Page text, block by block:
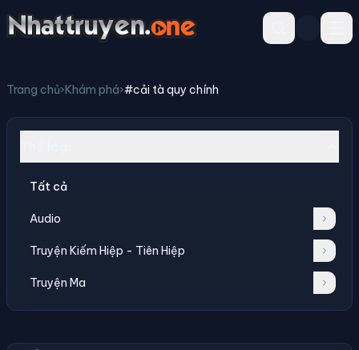
Trang chủ›Khám phá›#cải tà quy chính
Tất cả
Audio
Truyện Kiếm Hiệp - Tiên Hiệp
Truyện Ma